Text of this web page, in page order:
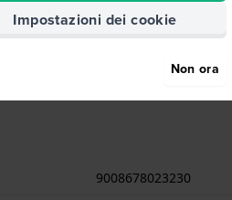
con un robusto
9008678023230
Impostazioni dei cookie
Non ora